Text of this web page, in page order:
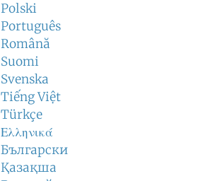
Polski
Português
Română
Suomi
Svenska
Tiếng Việt
Türkçe
Ελληνικά
Български
Қазақша